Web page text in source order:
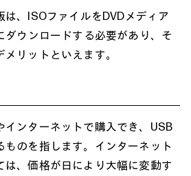
は、ISOファイルをDVDメディア
ダウンロードする必要があり、そ
リットといえます。
インターネットで購入でき、USB
ものを指します。インターネット
は、価格が日により大幅に変動す